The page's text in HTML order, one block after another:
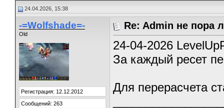
24.04.2026, 15:38
-=Wolfshade=-
Old
Регистрация: 12.12.2012
Сообщений: 263
Re: Admin не пора
24-04-2026
За каждый ресет
Для перерасчета